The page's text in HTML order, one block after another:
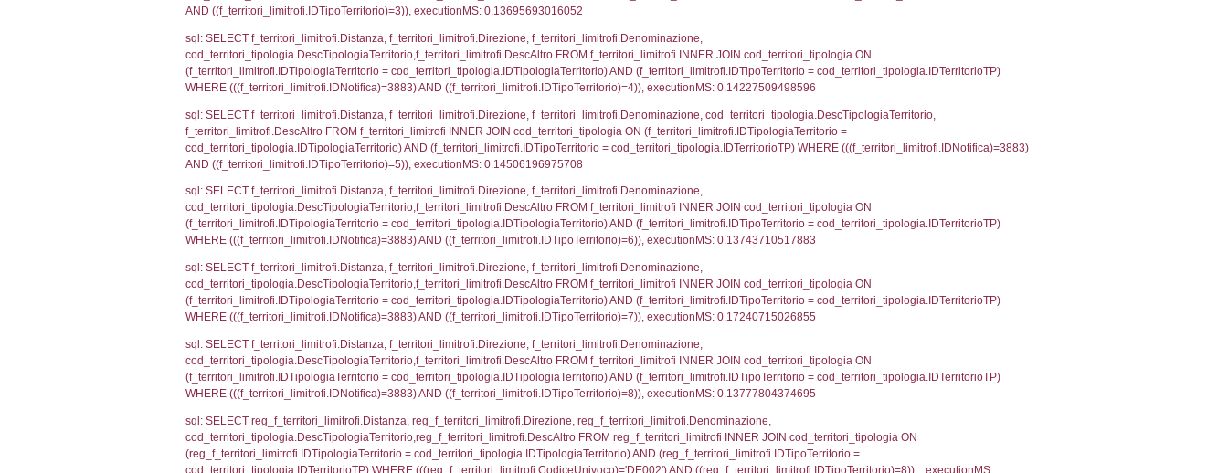
sql: SELECT a2p.Cognome, a2p.Nome FROM a2_ruolipersonale a2rp INNER JOIN a2_personale a2p ON
(((a2p.IDNotifica)=3883) AND ((a2rp.IDTipoPersonale)=1)), executionMS: 0.0029661655426025
sql: SELECT a2p.Cognome, a2p.Nome FROM a2_ruolipersonale a2rp INNER JOIN a2_personale a2p ON
(((a2p.IDNotifica)=3883) AND ((a2rp.IDTipoPersonale)=3)), executionMS: 0.011151075363159
sql: SELECT cod_ipa_aoo.des_amm, d1_controlli.IDEnte, d1_controlli.UntAmmTerr, d1_controlli.UffCompetente,
d1_controlli.Comune, d1_controlli.Via, d1_controlli.Cap, d1_controlli.Email, d1_controlli.Pec FROM cod_ipa_aoo INNER
d1_controlli.UntAmmTerr where IDNotifica=3883, executionMS: 0.04436993598938
sql: SELECT Ispezione, IDArticoloComma, Autorita, StatoIspezione, DATE_FORMAT(DataApertura, '%d/%m/%Y') as
'%d/%m/%Y') as DataChiusura, DATE_FORMAT(DataUltimoPIR, '%d/%m/%Y') as DataUltimoPIR FROM d3_ispezioni
executionMS: 0.0046689510345459
sql: SELECT el_nazioni.DescIT, f_confini_stato.Distanza FROM f_confini_stato INNER JOIN el_nazioni ON
f_confini_stato.IDNotifica = 3883;, executionMS: 0.00063300132751465
sql: SELECT el_regioni.Regione, el_province.citta, el_comuni.Comune, f_confini.Denominazione FROM f_confini INNER